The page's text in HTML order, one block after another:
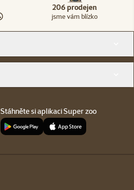
206 prodejen
jsme vám blízko
Stáhněte si aplikaci Super zoo